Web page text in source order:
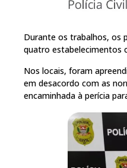
Durante os trabalhos, os
quatro estabelecimentos
Nos locais, foram
em desacordo com as
encaminhada à perícia